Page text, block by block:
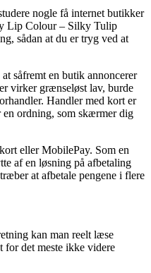
nogle få internet butikker
Lip Colour – Silky Tulip
sådan at du er tryg ved at
såfremt en butik annoncerer
virker grænseløst lav, burde
Handler med kort er
ordning, som skærmer dig
eller MobilePay. Som en
af en løsning på afbetaling
at afbetale pengene i flere
kan man reelt læse
for det meste ikke videre